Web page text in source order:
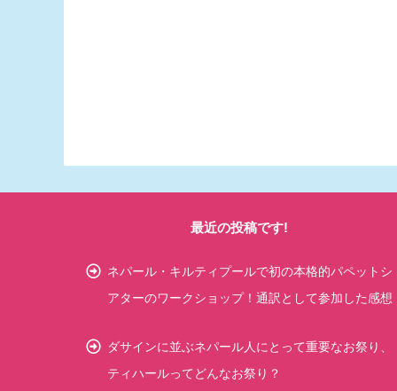
最近の投稿です!
ネパール・キルティプールで初の本格的パペットシ
アターのワークショップ！通訳として参加した感想
ダサインに並ぶネパール人にとって重要なお祭り、
ティハールってどんなお祭り？